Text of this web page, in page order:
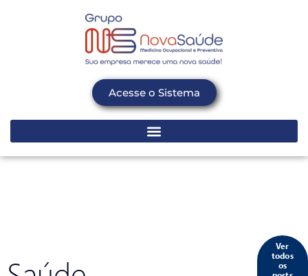
Acesse o Sistema
Ver
todos
os